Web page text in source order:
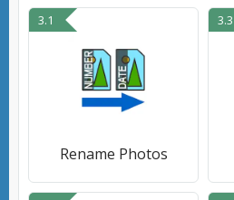
3.1
Rename Photos
3.3